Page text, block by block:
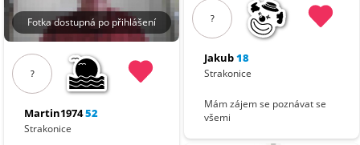
Fotka dostupná po přihlášení
?
Martin197452
Strakonice
?
Jakub18
Strakonice
Mám zájem se poznávat se
všemi